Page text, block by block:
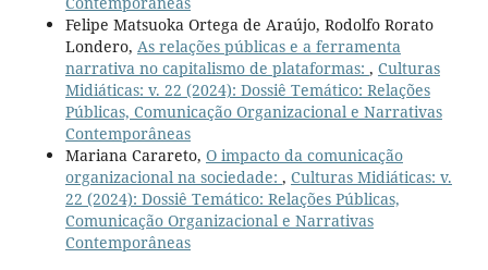
Felipe Matsuoka Ortega de Araújo, Rodolfo Rorato
Londero, As relações públicas e a ferramenta
narrativa no capitalismo de plataformas: , Culturas
Midiáticas: v. 22 (2024): Dossiê Temático: Relações
Públicas, Comunicação Organizacional e Narrativas
Contemporâneas
Mariana Carareto, O impacto da comunicação
organizacional na sociedade: , Culturas Midiáticas: v.
22 (2024): Dossiê Temático: Relações Públicas,
Comunicação Organizacional e Narrativas
Contemporâneas